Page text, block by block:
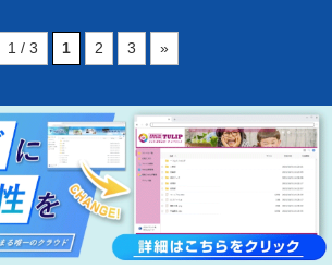
1 / 3 1 2 3 »